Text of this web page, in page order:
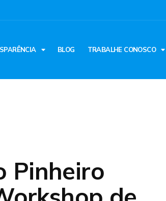
BLOG TRABALHE CONOSCO
Pinheiro